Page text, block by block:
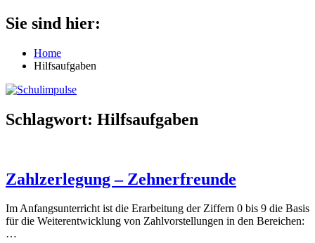
Zum
Inhalt
Schulimpulse
für
Grundschule
Sie sind hier:
Home
Hilfsaufgaben
Schlagwort: Hilfsaufgaben
Zahlzerlegung – Zehnerfreunde
Im Anfangsunterricht ist die Erarbeitung der Ziffern 0 bis 9 die Basis
für die Weiterentwicklung von Zahlvorstellungen in den Bereichen:
…